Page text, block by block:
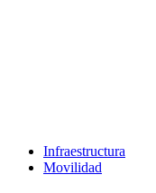
Infraestructura
Movilidad